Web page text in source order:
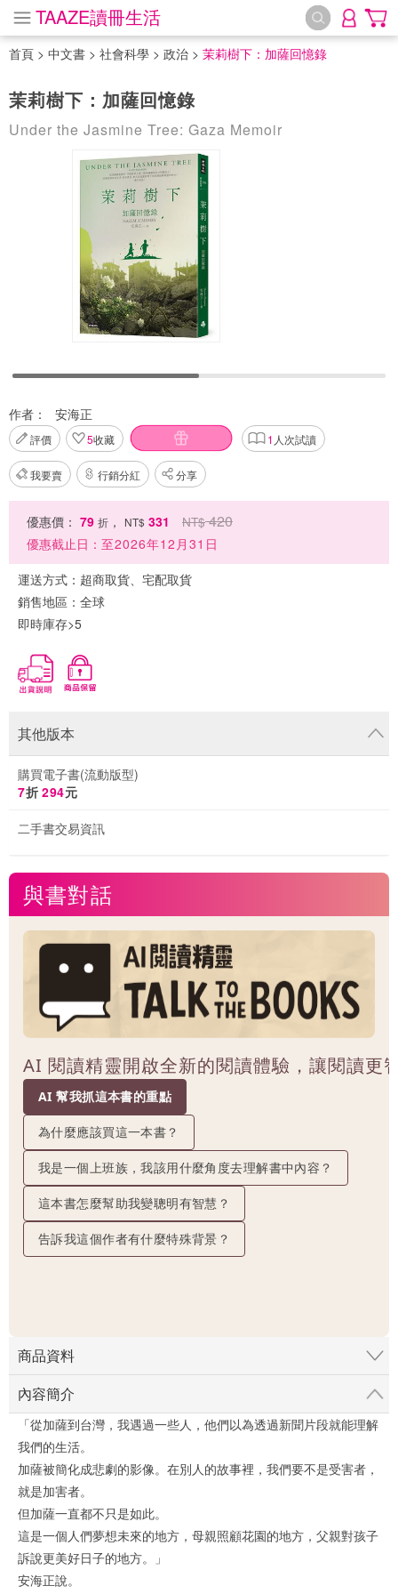
TAAZE讀冊生活
首頁 > 中文書 > 社會科學 > 政治 > 茉莉樹下：加薩回憶錄
茉莉樹下：加薩回憶錄
Under the Jasmine Tree: Gaza Memoir
作者： 安海正
評價 5收藏 1 人次試讀
我要賣 行銷分紅 分享
優惠價： 79 折 ， NT$ 331 NT$ 420
優惠截止日： 至2026年12月31日
運送方式： 超商取貨、宅配取貨
銷售地區： 全球
即時庫存>5
其他版本
購買電子書(流動版型)
7折 294元
二手書交易資訊
與書對話
AI 閱讀精靈開啟全新的閱讀體驗，讓閱讀更
AI 幫我抓這本書的重點
為什麼應該買這一本書？
我是一個上班族，我該用什麼角度去理解書中內容？
這本書怎麼幫助我變聰明有智慧？
告訴我這個作者有什麼特殊背景？
商品資料
內容簡介
「從加薩到台灣，我遇過一些人，他們以為透過新聞片段就能理解
我們的生活。
加薩被簡化成悲劇的影像。在別人的故事裡，我們要不是受害者，
就是加害者。
但加薩一直都不只是如此。
這是一個人們夢想未來的地方，母親照顧花園的地方，父親對孩子
訴說更美好日子的地方。」
安海正說。